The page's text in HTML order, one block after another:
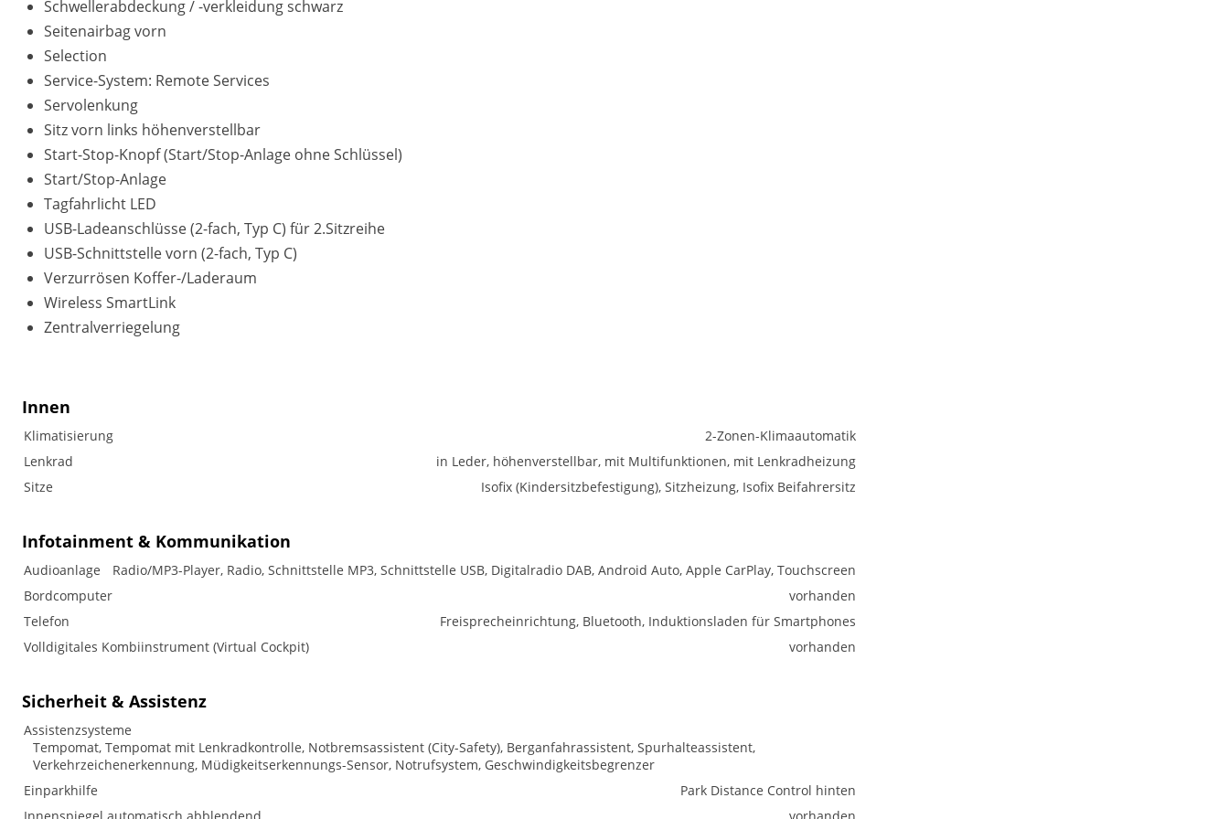
Schwellerabdeckung / -verkleidung schwarz
Seitenairbag vorn
Selection
Service-System: Remote Services
Servolenkung
Sitz vorn links höhenverstellbar
Start-Stop-Knopf (Start/Stop-Anlage ohne Schlüssel)
Start/Stop-Anlage
Tagfahrlicht LED
USB-Ladeanschlüsse (2-fach, Typ C) für 2.Sitzreihe
USB-Schnittstelle vorn (2-fach, Typ C)
Verzurrösen Koffer-/Laderaum
Wireless SmartLink
Zentralverriegelung
Innen
Klimatisierung
2-Zonen-Klimaautomatik
Lenkrad
in Leder, höhenverstellbar, mit Multifunktionen, mit Lenkradheizung
Sitze
Isofix (Kindersitzbefestigung), Sitzheizung, Isofix Beifahrersitz
Infotainment & Kommunikation
Audioanlage
Radio/MP3-Player, Radio, Schnittstelle MP3, Schnittstelle USB, Digitalradio DAB, Android Auto, Apple CarPlay, Touchscreen
Bordcomputer
vorhanden
Telefon
Freisprecheinrichtung, Bluetooth, Induktionsladen für Smartphones
Volldigitales Kombiinstrument (Virtual Cockpit)
vorhanden
Sicherheit & Assistenz
Assistenzsysteme
Tempomat, Tempomat mit Lenkradkontrolle, Notbremsassistent (City-Safety), Berganfahrassistent, Spurhalteassistent,
Verkehrzeichenerkennung, Müdigkeitserkennungs-Sensor, Notrufsystem, Geschwindigkeitsbegrenzer
Einparkhilfe
Park Distance Control hinten